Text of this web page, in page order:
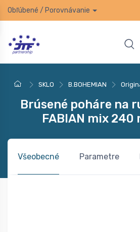
Obľúbené / Porovnávanie
SKLO B.BOHEMIAN
Brúsené poháre na
FABIAN mix 240
Všeobecné Parametre